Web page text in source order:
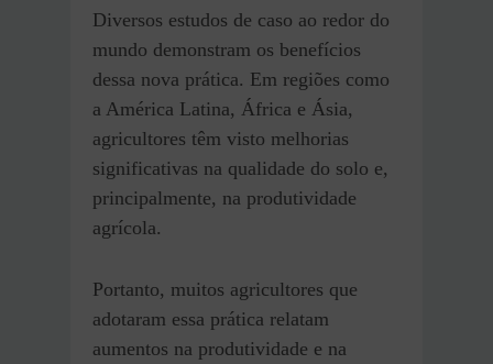
Diversos estudos de caso ao redor do
mundo demonstram os benefícios
dessa nova prática. Em regiões como
a América Latina, África e Ásia,
agricultores têm visto melhorias
significativas na qualidade do solo e,
principalmente, na produtividade
agrícola.
Portanto, muitos agricultores que
adotaram essa prática relatam
aumentos na produtividade e na